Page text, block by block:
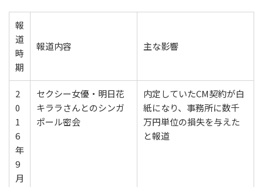
報
道
時
期
報道内容 主な影響
2
0
1
6
年
9
月
セクシー女優・明日花
キララさんとのシンガ
ポール密会
内定していたCM契約が白
紙になり、事務所に数千
万円単位の損失を与えた
と報道